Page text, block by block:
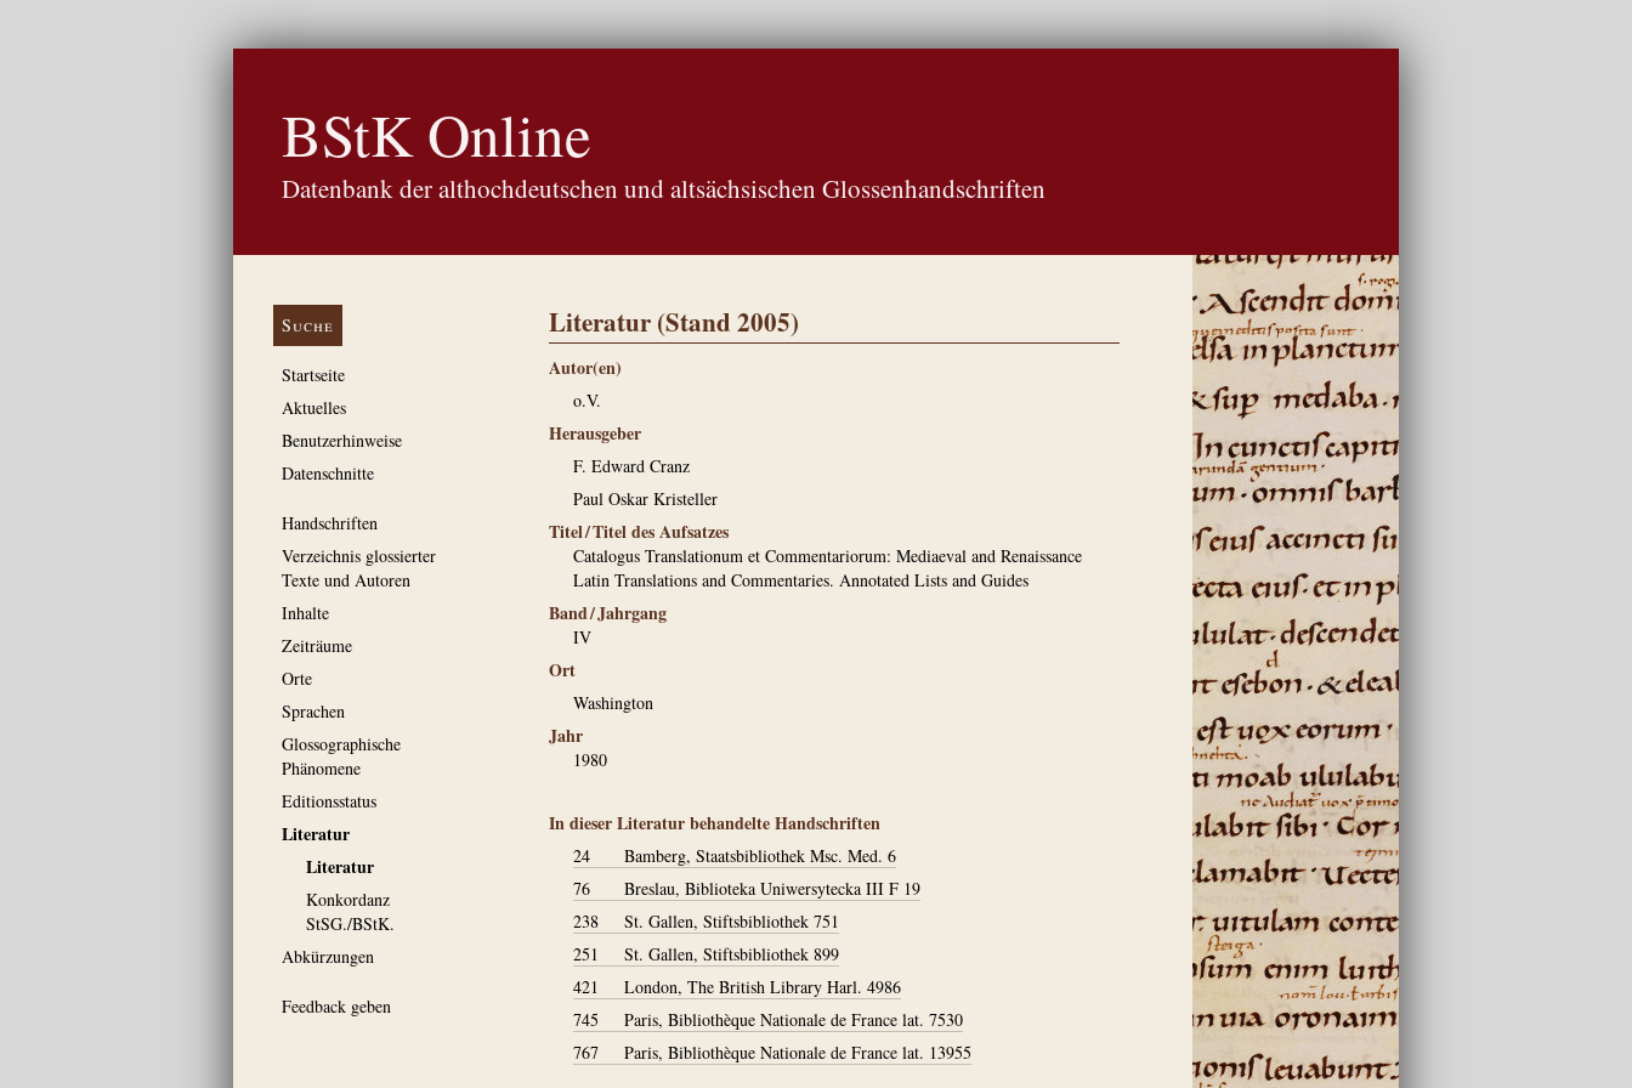
BStK Online
Datenbank der althochdeutschen und altsächsischen Glossenhandschriften
Suche
Startseite
Aktuelles
Benutzerhinweise
Datenschnitte
Handschriften
Verzeichnis glossierter
Texte und Autoren
Inhalte
Zeiträume
Orte
Sprachen
Glossographische
Phänomene
Editionsstatus
Literatur
Literatur
Konkordanz
StSG./BStK.
Abkürzungen
Feedback geben
Literatur (Stand 2005)
Autor(en)
o.V.
Herausgeber
F. Edward Cranz
Paul Oskar Kristeller
Titel / Titel des Aufsatzes
Catalogus Translationum et Commentariorum: Mediaeval and Renaissance
Latin Translations and Commentaries. Annotated Lists and Guides
Band / Jahrgang
IV
Ort
Washington
Jahr
1980
In dieser Literatur behandelte Handschriften
24
Bamberg, Staatsbibliothek Msc. Med. 6
76
Breslau, Biblioteka Uniwersytecka III F 19
238
St. Gallen, Stiftsbibliothek 751
251
St. Gallen, Stiftsbibliothek 899
421
London, The British Library Harl. 4986
745
Paris, Bibliothèque Nationale de France lat. 7530
767
Paris, Bibliothèque Nationale de France lat. 13955